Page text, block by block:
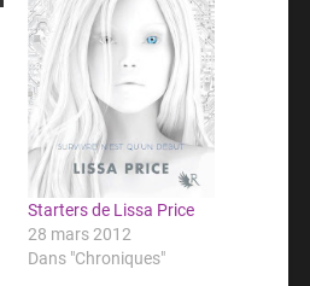
Starters de Lissa Price
28 mars 2012
Dans "Chroniques"